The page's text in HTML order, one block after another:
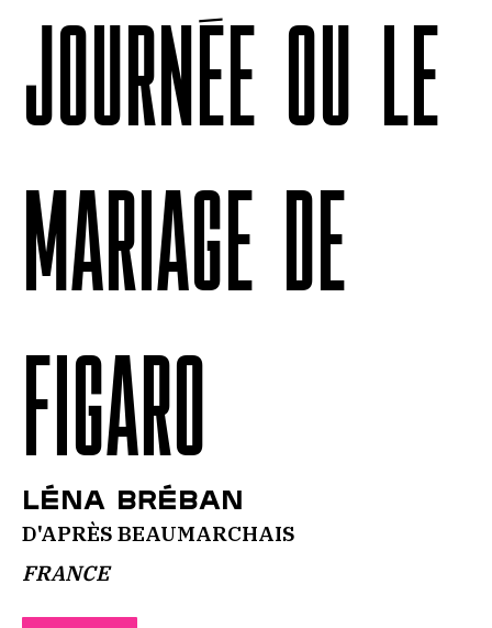
JOURNÉE OU LE
MARIAGE DE
FIGARO
Léna Bréban
D'APRÈS BEAUMARCHAIS
FRANCE